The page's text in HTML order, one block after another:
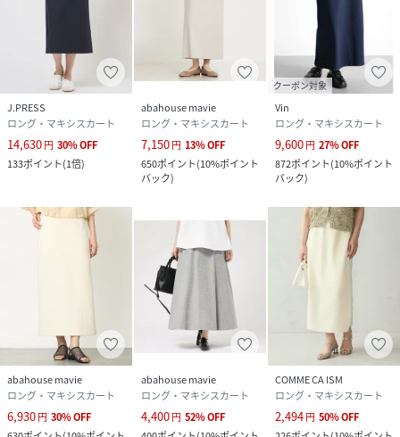
J.PRESS
ロング・マキシスカート
14,630円 30%OFF
133ポイント(1倍)
abahouse mavie
ロング・マキシスカート
7,150円 13%OFF
650ポイント(10%ポイント
バック)
クーポン対象
Vin
ロング・マキシスカート
9,600円 27%OFF
872ポイント(10%ポイント
バック)
abahouse mavie
ロング・マキシスカート
6,930円 30%OFF
abahouse mavie
ロング・マキシスカート
4,400円 52%OFF
COMME CA ISM
ロング・マキシスカート
2,494円 50%OFF